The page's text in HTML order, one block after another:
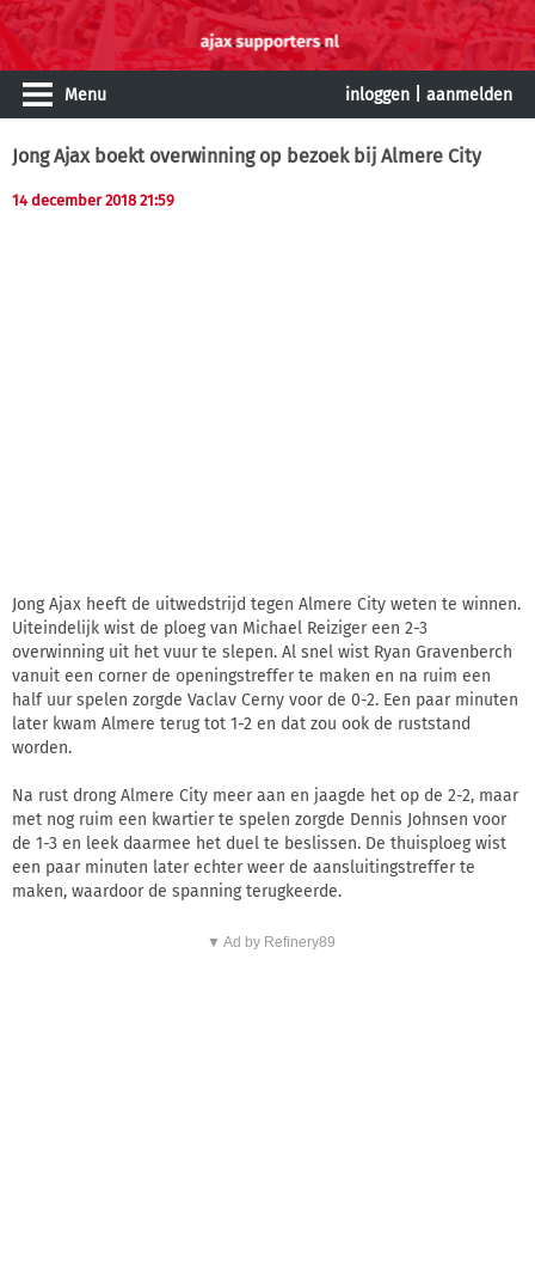
Menu inloggen aanmelden
Jong Ajax boekt overwinning op bezoek bij Almere City
14 december 2018 21:59
Jong Ajax heeft de uitwedstrijd tegen Almere City weten te winnen.
Uiteindelijk wist de ploeg van Michael Reiziger een 2-3
overwinning uit het vuur te slepen. Al snel wist Ryan Gravenberch
vanuit een corner de openingstreffer te maken en na ruim een
half uur spelen zorgde Vaclav Cerny voor de 0-2. Een paar minuten
later kwam Almere terug tot 1-2 en dat zou ook de ruststand
worden.
Na rust drong Almere City meer aan en jaagde het op de 2-2, maar
met nog ruim een kwartier te spelen zorgde Dennis Johnsen voor
de 1-3 en leek daarmee het duel te beslissen. De thuisploeg wist
een paar minuten later echter weer de aansluitingstreffer te
maken, waardoor de spanning terugkeerde.
▼ Ad by Refinery89